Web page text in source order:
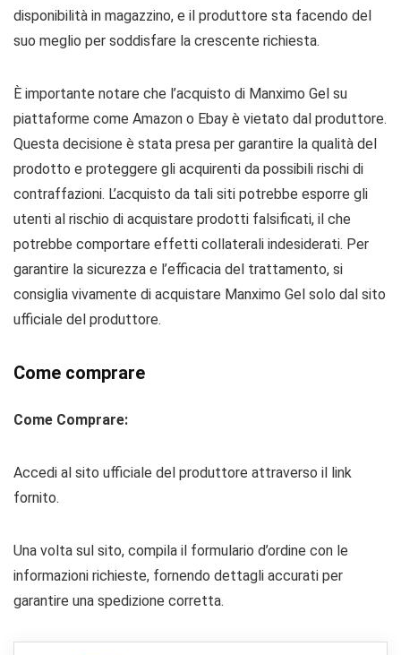
disponibilità in magazzino, e il produttore sta facendo del
suo meglio per soddisfare la crescente richiesta.
È importante notare che l’acquisto di Manximo Gel su
piattaforme come Amazon o Ebay è vietato dal produttore.
Questa decisione è stata presa per garantire la qualità del
prodotto e proteggere gli acquirenti da possibili rischi di
contraffazioni. L’acquisto da tali siti potrebbe esporre gli
utenti al rischio di acquistare prodotti falsificati, il che
potrebbe comportare effetti collaterali indesiderati. Per
garantire la sicurezza e l’efficacia del trattamento, si
consiglia vivamente di acquistare Manximo Gel solo dal sito
ufficiale del produttore.
Come comprare
Come Comprare:
Accedi al sito ufficiale del produttore attraverso il link
fornito.
Una volta sul sito, compila il formulario d’ordine con le
informazioni richieste, fornendo dettagli accurati per
garantire una spedizione corretta.